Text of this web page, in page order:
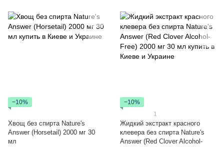
−10%
Хвощ без спирта Nature's
Answer (Horsetail) 2000 мг 30
мл
−10%
1
Жидкий экстракт красного
клевера без спирта Nature's
Answer (Red Clover Alcohol-